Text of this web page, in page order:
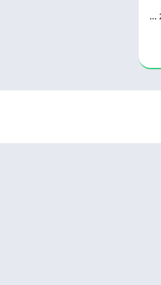
تحميل واتساب جي بي 2027 GBWhatsApp التحديث الجديد